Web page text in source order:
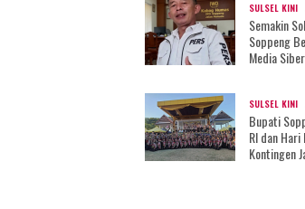
SULSEL KINI
Semakin
Soppeng
Media Siber
SULSEL KINI
Bupati
RI dan
Kontingen